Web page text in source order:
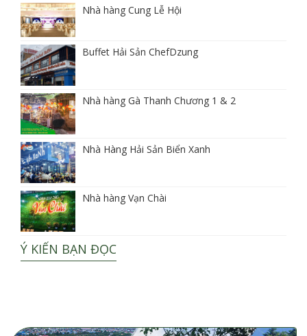
Nhà hàng Cung Lễ Hội
Buffet Hải Sản ChefDzung
Nhà hàng Gà Thanh Chương 1 & 2
Nhà Hàng Hải Sản Biển Xanh
Nhà hàng Vạn Chài
Ý KIẾN BẠN ĐỌC